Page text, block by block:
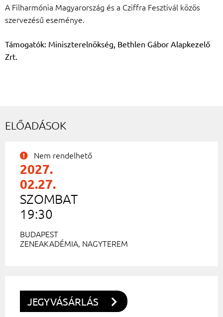
A Filharmónia Magyarország és a Cziffra Fesztivál közös
szervezésű eseménye.
Támogatók: Miniszterelnökség, Bethlen Gábor Alapkezelő
Zrt.
ELŐADÁSOK
2027.
02.27.
SZOMBAT
19:30
BUDAPEST
ZENEAKADÉMIA, NAGYTEREM
Nem rendelhető
JEGYVÁSÁRLÁS